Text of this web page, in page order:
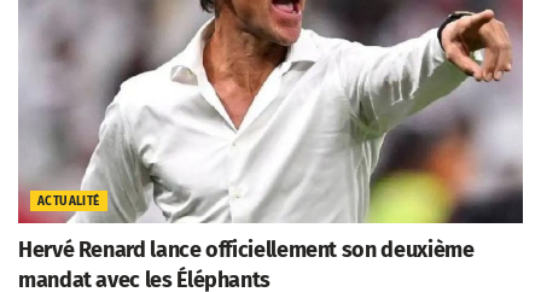
ACTUALITÉ
Hervé Renard lance officiellement son deuxième
mandat avec les Éléphants